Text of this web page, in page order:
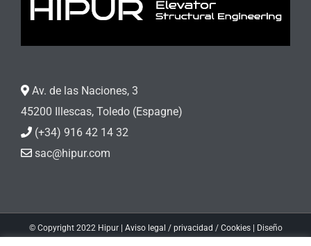
Av. de las Naciones, 3
45200 Illescas, Toledo (Espagne)
(+34) 916 42 14 32
sac@hipur.com
© Copyright 2022 Hipur | Aviso legal / privacidad / Cookies| Diseño